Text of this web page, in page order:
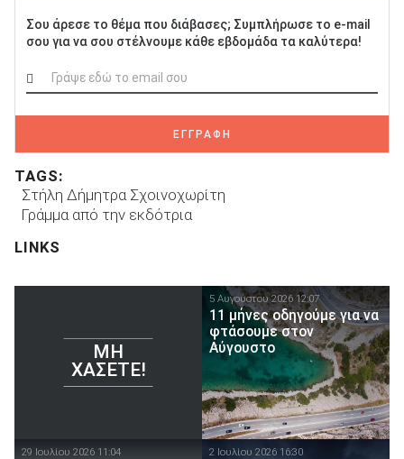
Σου άρεσε το θέμα που διάβασες; Συμπλήρωσε το e-mail
σου για να σου στέλνουμε κάθε εβδομάδα τα καλύτερα!
ΕΓΓΡΑΦΗ
TAGS:
Στήλη Δήμητρα Σχοινοχωρίτη
Γράμμα από την εκδότρια
LINKS
ΜΗ
ΧΆΣΕΤΕ!
5 Αυγούστου 2026 12:07
11 μήνες οδηγούμε για να
φτάσουμε στον
Αύγουστο
29 Ιουλίου 2026 11:04 2 Ιουλίου 2026 16:30